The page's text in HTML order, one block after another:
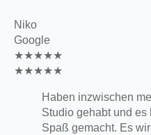
Niko
Google
★★★★★
★★★★★
Haben inzwischen
Studio gehabt und es
Spaß gemacht. Es